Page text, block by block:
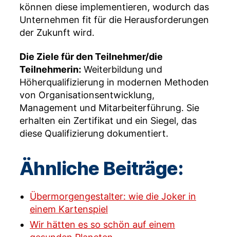
können diese implementieren, wodurch das
Unternehmen fit für die Herausforderungen
der Zukunft wird.
Die Ziele für den Teilnehmer/die
Teilnehmerin: Weiterbildung und
Höherqualifizierung in modernen Methoden
von Organisationsentwicklung,
Management und Mitarbeiterführung. Sie
erhalten ein Zertifikat und ein Siegel, das
diese Qualifizierung dokumentiert.
Ähnliche Beiträge:
Übermorgengestalter: wie die Joker in
einem Kartenspiel
Wir hätten es so schön auf einem